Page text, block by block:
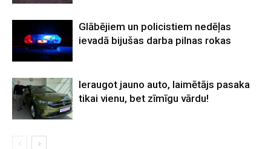
Glābējiem un policistiem nedēļas
ievadā bijušas darba pilnas rokas
Ieraugot jauno auto, laimētājs pasaka
tikai vienu, bet zīmīgu vārdu!